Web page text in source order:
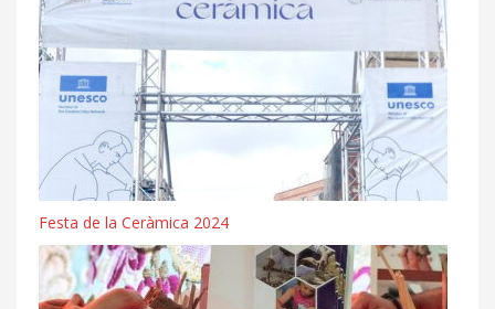
Festa de la Ceràmica 2024